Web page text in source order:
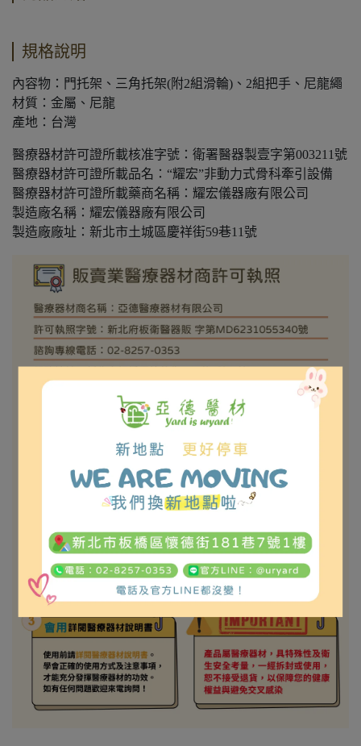
規格說明
內容物：門托架、三角托架(附2組滑輪)、2組把手、尼龍繩
材質：金屬、尼龍
產地：台灣
醫療器材許可證所載核准字號：衛署醫器製壹字第003211號
醫療器材許可證所載品名：“耀宏”非動力式骨科牽引設備
醫療器材許可證所載藥商名稱：耀宏儀器廠有限公司
製造廠名稱：耀宏儀器廠有限公司
製造廠廠址：新北市土城區慶祥街59巷11號